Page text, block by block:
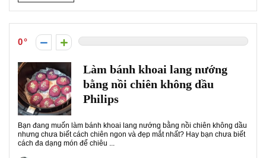
0
Làm bánh khoai lang nướng
bằng nồi chiên không dầu
Philips
Bạn đang muốn làm bánh khoai lang nướng bằng nồi chiên không dầu
nhưng chưa biết cách chiên ngon và đẹp mắt nhất? Hay bạn chưa biết
cách đa dạng món để chiêu ...